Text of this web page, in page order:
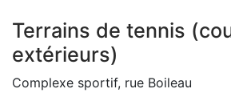
Terrains de tennis
extérieurs)
Complexe sportif, rue Boileau